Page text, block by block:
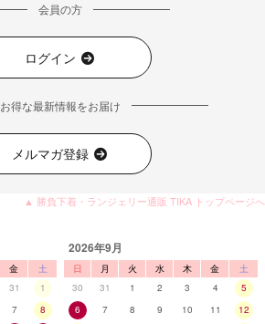
会員の方
ログイン
お得な最新情報をお届け
メルマガ登録
▲ 勝負下着・ランジェリー通販 TIKA トップページへ
金
土
31
1
7
8
2026年9月
日 月 火 水 木 金
土
30
31 1 2 3 4
5
6
7 8 9 10 11
12